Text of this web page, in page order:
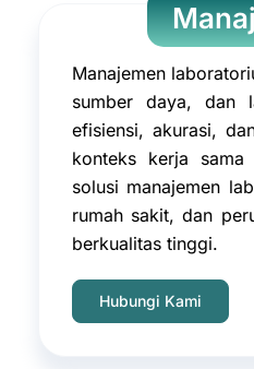
Manajemen
sumber daya, dan
efisiensi, akurasi,
konteks kerja sama
solusi manajemen
rumah sakit, dan
berkualitas tinggi.
Hubungi Kami